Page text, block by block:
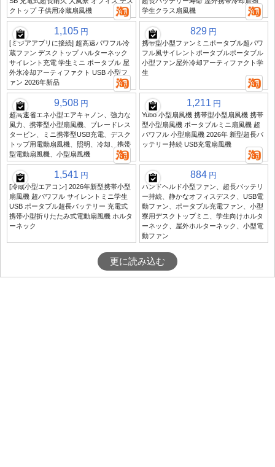
クトップ 子供用冷蔵扇風機
学生クラス扇風機
1,105 円
[ミジアアプリに接続] 超高速パワフル冷
蔵ファン デスクトップ ハルターネック
サイレント充電 学生ミニ ポータブル 屋
外氷冷却アーティファクト USB 小型フ
ァン 2026年新品
829 円
携帯型小型ファンミニポータブル超パワ
フル風サイレントポータブルポータブル
小型ファン屋外冷却アーティファクト学
生
9,508 円
超高速省エネ小型エアキャノン、強力な
風力、携帯型小型扇風機、ブレードレス
タービン、ミニ携帯型USB充電、デスク
トップ用電動扇風機、照明、冷却、携帯
型電動扇風機、小型扇風機
1,211 円
Yubo 小型扇風機 携帯型小型扇風機 携帯
型小型扇風機 ポータブルミニ扇風機 超
パワフル 小型扇風機 2026年 新型超長バ
ッテリー持続 USB充電扇風機
1,541 円
[冷蔵小型エアコン] 2026年新型携帯小型
扇風機 超パワフル サイレントミニ学生
USB ポータブル超長バッテリー 充電式
携帯小型折りたたみ式電動扇風機 ホルタ
ーネック
884 円
ハンドヘルド小型ファン、超長バッテリ
ー持続、静かなオフィスデスク、USB電
動ファン、ポータブル充電ファン、小型
寮用デスクトップミニ、学生向けホルタ
ーネック、屋外ホルターネック、小型電
動ファン
更に読み込む